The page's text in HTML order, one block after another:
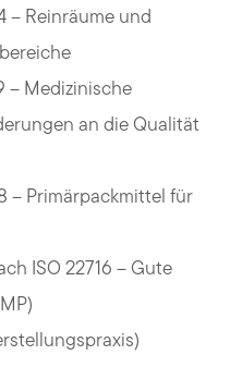
– Reinräume und
– Medizinische
an die Qualität
– Primärpackmittel für
ISO 22716 – Gute